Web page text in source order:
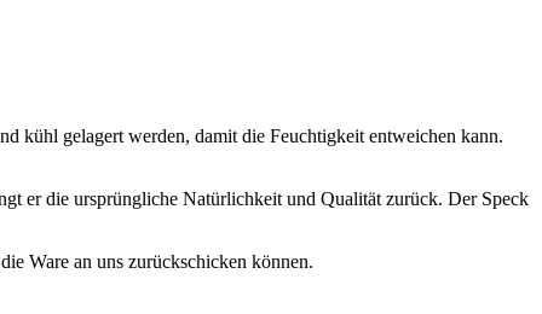
kühl gelagert werden, damit die Feuchtigkeit entweichen kann.
er die ursprüngliche Natürlichkeit und Qualität zurück. Der Speck
Ware an uns zurückschicken können.